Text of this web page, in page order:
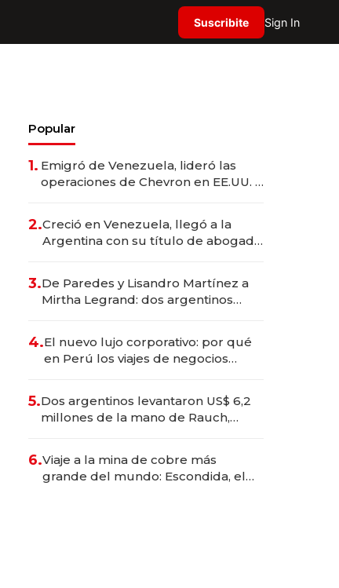
Suscribite Sign In
Popular
1. Emigró de Venezuela, lideró las
operaciones de Chevron en EE.UU. y
2.Creció en Venezuela, llegó a la
Argentina con su título de abogado
marcas "fast premium"
3.De Paredes y Lisandro Martínez a
Mirtha Legrand: dos argentinos
4.El nuevo lujo corporativo: por qué
en Perú los viajes de negocios
transformadoras
5.Dos argentinos levantaron US$ 6,2
millones de la mano de Rauch,
6.Viaje a la mina de cobre más
grande del mundo: Escondida, el